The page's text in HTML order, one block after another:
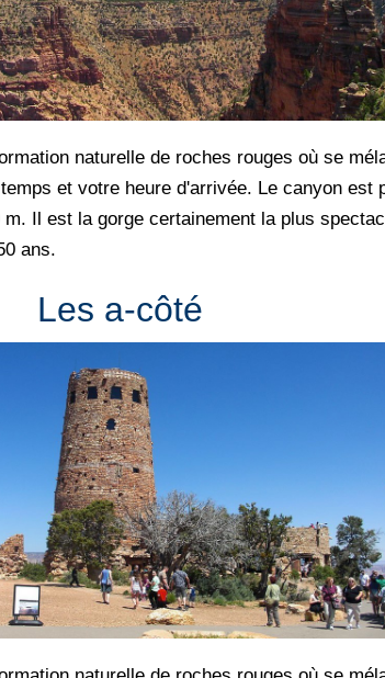
naturelle de roches rouges où se
et votre heure d'arrivée. Le canyon est
Il est la gorge certainement la plus
ans.
Les a-côté